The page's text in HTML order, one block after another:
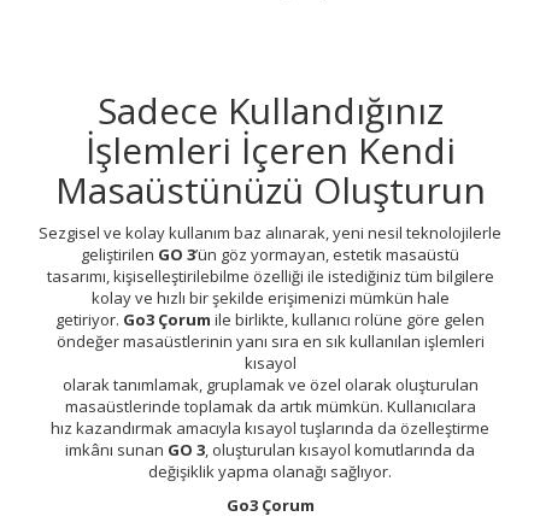
Sadece Kullandığınız
İşlemleri İçeren Kendi
Masaüstünüzü Oluşturun
Sezgisel ve kolay kullanım baz alınarak, yeni nesil teknolojilerle
geliştirilen GO 3’ün göz yormayan, estetik masaüstü
tasarımı, kişiselleştirilebilme özelliği ile istediğiniz tüm bilgilere
kolay ve hızlı bir şekilde erişimenizi mümkün hale
getiriyor. Go3 Çorum ile birlikte, kullanıcı rolüne göre gelen
öndeğer masaüstlerinin yanı sıra en sık kullanılan işlemleri
kısayol
olarak tanımlamak, gruplamak ve özel olarak oluşturulan
masaüstlerinde toplamak da artık mümkün. Kullanıcılara
hız kazandırmak amacıyla kısayol tuşlarında da özelleştirme
imkânı sunan GO 3, oluşturulan kısayol komutlarında da
değişiklik yapma olanağı sağlıyor.
Go3 Çorum